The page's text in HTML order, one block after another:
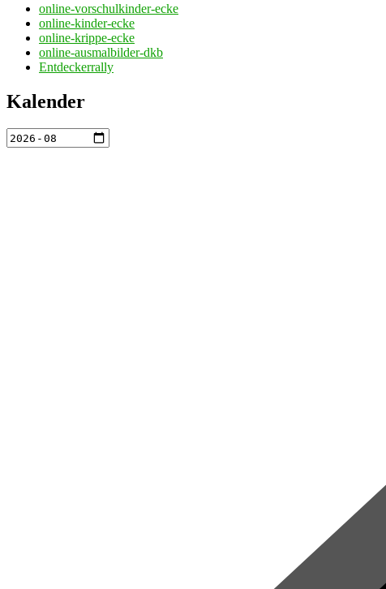
online-vorschulkinder-ecke
online-kinder-ecke
online-krippe-ecke
online-ausmalbilder-dkb
Entdeckerrally
Kalender